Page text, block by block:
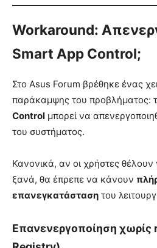
Workaround:
Smart App Control;
Στο Asus Forum βρέθηκε ένας
παράκαμψης του προβλήματος:
Control μπορεί να
του συστήματος.
Κανονικά, αν οι χρήστες
ξανά, θα έπρεπε να κάνουν
επανεγκατάσταση του
Επανενεργοποίηση